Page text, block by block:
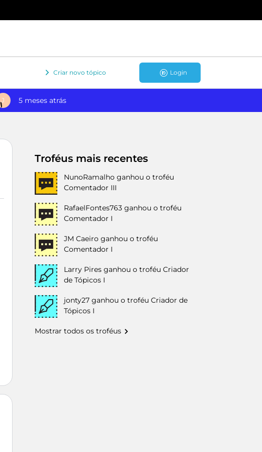
Criar novo tópico Login
J 5 meses atrás
Troféus mais recentes
NunoRamalho ganhou o troféu
Comentador III
RafaelFontes763 ganhou o troféu
Comentador I
JM Caeiro ganhou o troféu
Comentador I
Larry Pires ganhou o troféu Criador
de Tópicos I
jonty27 ganhou o troféu Criador de
Tópicos I
Mostrar todos os troféus